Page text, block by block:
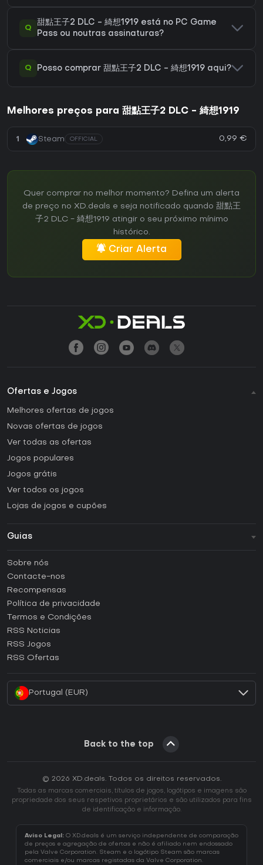
Q
甜點王子2 DLC - 綺想1919 está no PC Game
Pass ou noutras assinaturas?
Q Posso comprar 甜點王子2 DLC - 綺想1919 aqui?
Melhores preços para 甜點王子2 DLC - 綺想1919
1 Steam OFFICIAL 0,99 €
Quer comprar no melhor momento? Defina um alerta
de preço no XD.deals e seja notificado quando 甜點王
子2 DLC - 綺想1919 atingir o seu próximo mínimo
histórico.
Criar Alerta
Ofertas e Jogos
Melhores ofertas de jogos
Novas ofertas de jogos
Ver todas as ofertas
Jogos populares
Jogos grátis
Ver todos os jogos
Lojas de jogos e cupões
Guias
Como ativar uma CD Key Steam?
Como ativar uma CD Key Epic Games?
Como ativar uma CD Key GOG?
Como ativar uma CD Key Ubisoft Connect?
Sobre nós
Contacte-nos
Recompensas
Política de privacidade
Termos e Condições
RSS Noticias
RSS Jogos
RSS Ofertas
Portugal (EUR)
Back to the top
© 2026 XD.deals. Todos os direitos reservados.
Todas as marcas comerciais, títulos de jogos, logótipos e imagens são
propriedade dos seus respetivos proprietários e são utilizados para fins
de identificação e informação.
Aviso Legal: O XD.deals é um serviço independente de comparação
de preços e agregação de ofertas e não é afiliado nem endossado
pela Valve Corporation. Steam e o logótipo Steam são marcas
comerciais e/ou marcas registadas da Valve Corporation.